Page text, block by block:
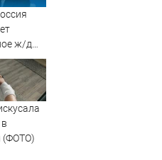
ж/д
от
до
(ФОТО)